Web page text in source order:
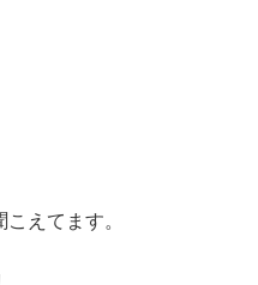
えてます。